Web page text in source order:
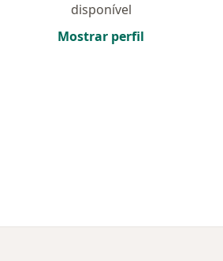
disponível
Mostrar perfil